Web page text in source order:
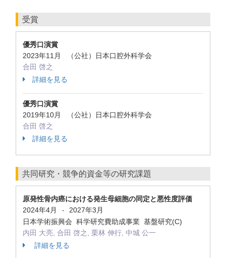
受賞
優秀口演賞
2023年11月 （公社）日本口腔外科学会
合田 啓之
詳細を見る
優秀口演賞
2019年10月 （公社）日本口腔外科学会
合田 啓之
詳細を見る
共同研究・競争的資金等の研究課題
原発性骨内癌における発生母細胞の同定と悪性度評価
2024年4月
-
2027年3月
日本学術振興会 科学研究費助成事業 基盤研究(C)
内田 大亮, 合田 啓之, 栗林 伸行, 中城 公一
詳細を見る